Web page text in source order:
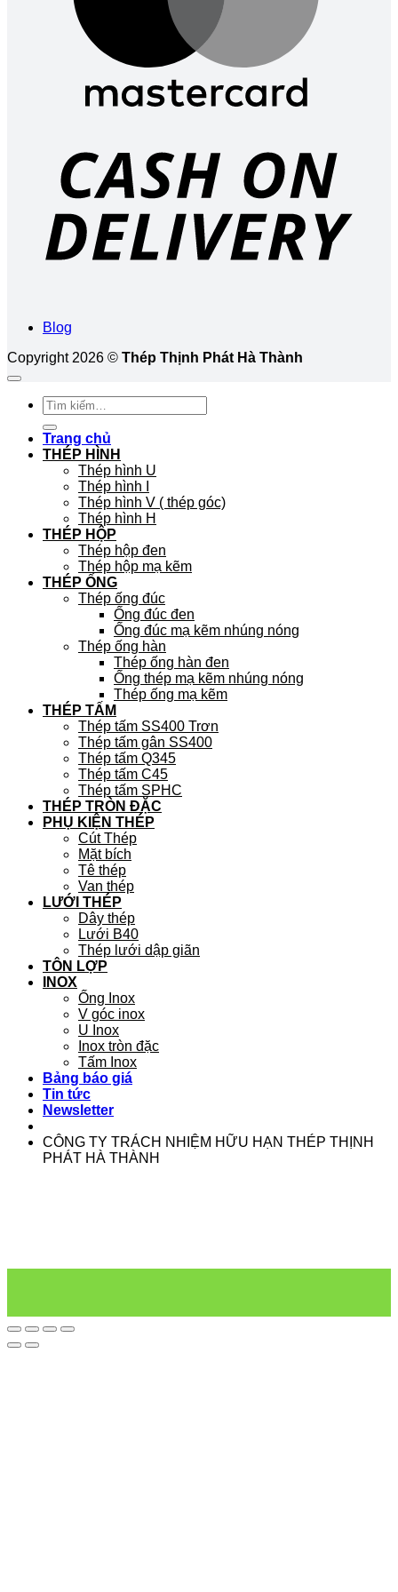
Blog
Copyright 2026 © Thép Thịnh Phát Hà Thành
Tìm
kiếm:
Trang chủ
THÉP HÌNH
Thép hình U
Thép hình I
Thép hình V ( thép góc)
Thép hình H
THÉP HỘP
Thép hộp đen
Thép hộp mạ kẽm
THÉP ỐNG
Thép ống đúc
Ống đúc đen
Ống đúc mạ kẽm nhúng nóng
Thép ống hàn
Thép ống hàn đen
Ống thép mạ kẽm nhúng nóng
Thép ống mạ kẽm
THÉP TẤM
Thép tấm SS400 Trơn
Thép tấm gân SS400
Thép tấm Q345
Thép tấm C45
Thép tấm SPHC
THÉP TRÒN ĐẶC
PHỤ KIỆN THÉP
Cút Thép
Mặt bích
Tê thép
Van thép
LƯỚI THÉP
Dây thép
Lưới B40
Thép lưới dập giãn
TÔN LỢP
INOX
Ống Inox
V góc inox
U Inox
Inox tròn đặc
Tấm Inox
Bảng báo giá
Tin tức
Newsletter
CÔNG TY TRÁCH NHIỆM HỮU HẠN THÉP THỊNH
PHÁT HÀ THÀNH